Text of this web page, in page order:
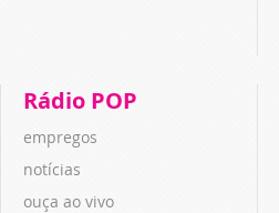
Rádio POP
empregos
notícias
ouça ao vivo